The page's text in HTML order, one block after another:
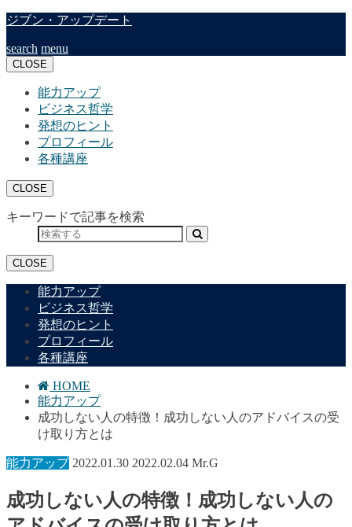
ジブン・アップデート
search menu
CLOSE
能力アップ
ビジネス哲学
発想のヒント
プロフィール
各種講座
CLOSE
キーワードで記事を検索
CLOSE
能力アップ
ビジネス哲学
発想のヒント
プロフィール
各種講座
HOME
能力アップ
成功しない人の特徴！成功しない人のアドバイスの受
け取り方とは
能力アップ 2022.01.30 2022.02.04 Mr.G
成功しない人の特徴！成功しない人の